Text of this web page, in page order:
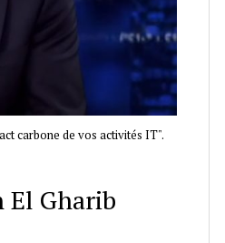
carbone de vos activités IT".
El Gharib